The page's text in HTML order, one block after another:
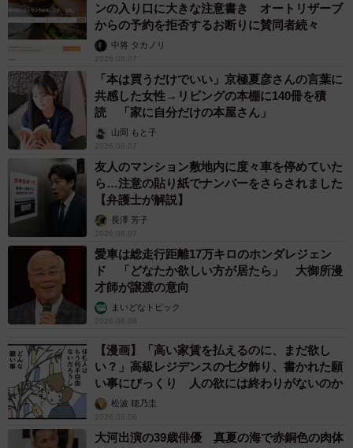
ンの入り口に大きな注意書き オートリザーブ
からの予約を拒否するお断りに賛同者続々
中将 タカノリ
2026.08.07
「本は買うだけでいい」京極夏彦さんの言葉に
共感した女性→リビングの本棚に140冊を積
読 「家に自分だけの本屋さん」
山岡 もと子
2026.08.07
友人のマンション敷地内に度々車を停めていた
ら…注意の貼り紙でナンバーをさらされました
【弁護士が解説】
長澤 芳子
2026.08.07
愛車は総走行距離17万キロのホンダレジェン
ド 「どなたか欲しい方が居たら」 大御所漫
才師が譲渡の意向
まいどなトピック
2026.08.06
【漫画】「高い家賃を払えるのに、まだ欲し
い？」高級レジデンスの七夕飾り、書かれた願
い事にびっくり 人の欲には終わりがないのか
松波 穂乃圭
2026.08.06
大河出演の39歳俳優 真夏の海で赤銅色の肉体